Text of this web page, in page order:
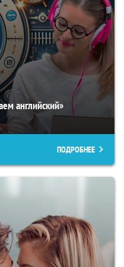
английский»
ПОДРОБНЕЕ